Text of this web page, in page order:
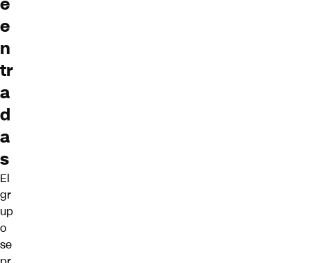
e
n
tr
a
d
a
s
El
gr
up
o
se